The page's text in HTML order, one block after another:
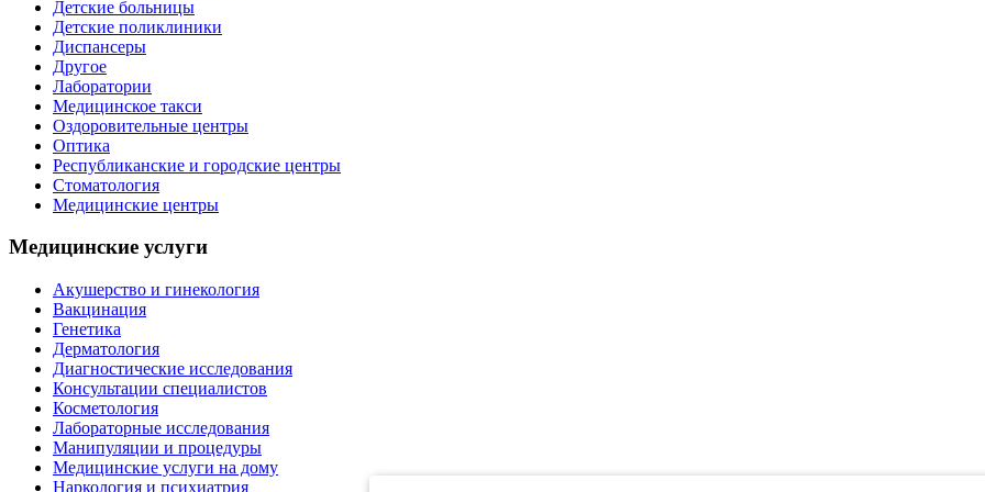
Детские больницы
Детские поликлиники
Диспансеры
Другое
Лаборатории
Медицинское такси
Оздоровительные центры
Оптика
Республиканские и городские центры
Стоматология
Медицинские центры
Медицинские услуги
Акушерство и гинекология
Вакцинация
Генетика
Дерматология
Диагностические исследования
Консультации специалистов
Косметология
Лабораторные исследования
Манипуляции и процедуры
Медицинские услуги на дому
Наркология и психиатрия